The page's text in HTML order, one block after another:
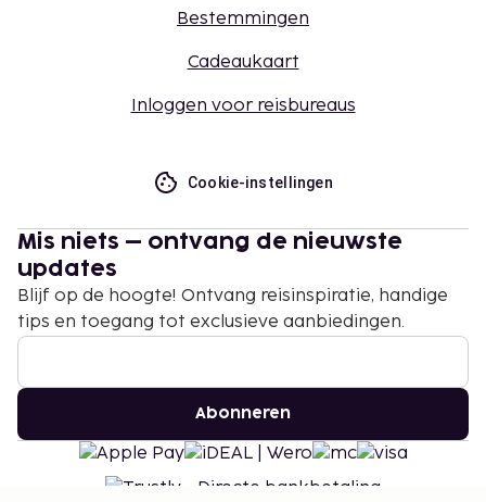
Bestemmingen
Cadeaukaart
Inloggen voor reisbureaus
Cookie-instellingen
Mis niets – ontvang de nieuwste
updates
Blijf op de hoogte! Ontvang reisinspiratie, handige
tips en toegang tot exclusieve aanbiedingen.
Abonneren